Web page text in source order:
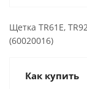
Щетка TR61E,
(60020016)
Как купить